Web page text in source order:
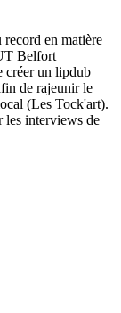
en matière
Belfort
créer un lipdub
de rajeunir le
(Les Tock'art).
les interviews de